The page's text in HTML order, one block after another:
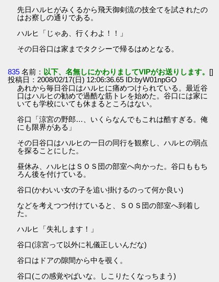
先日ハルヒがみくるから飛天御剣流の技全てを試されたの
はお察しの通りである。
ハルヒ「じゃあ、行くわよ！！」
その日谷口は家までタクシーで帰るはめとなる。
835 名前： 以下、名無しにかわりましてVIPがお送りします。 []
投稿日：2008/02/17(日) 12:06:36.65 ID:byW01npGO
あれから毎日谷口はハルヒに痛めつけられている。最近谷
口はハルヒの勧めで過酷な筋トレを始めた。谷口には家に
いても学校にいても休まるところはない。
谷口「涼宮の野郎…、いくらなんでもこれは酷すぎる。俺
にも限界がある」
その日谷口はハルヒの一日の同行を観察し、ハルヒの弱点
を探ることにした。
昼休み、ハルヒはＳＯＳ団の部室へ向かった。谷口ももち
ろん後を付けている。
谷口(かわいい女の子を追い掛けるのって何か良い)
などを考えつつ付けていると、ＳＯＳ団の部室へ到着し
た。
ハルヒ「失礼します！」
谷口(涼宮って以外に礼儀正しいんだな)
谷口はドアの隙間から中を覗く。
谷口(この感覚やばいな。しこりたくなっちまう)